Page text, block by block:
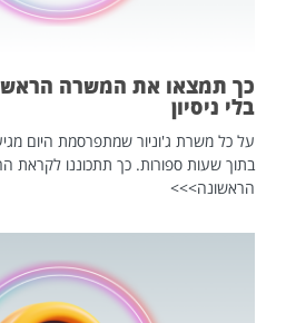
כך תמצאו את המשרה
בלי ניסיון
על כל משרת ג'וניור שמתפרסמת היום
בתוך שעות ספורות. כך תתכוננו לקראת
הראשונה>>>